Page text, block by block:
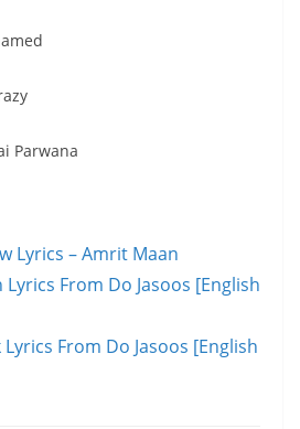
Parwana
Lyrics – Amrit Maan
From Do Jasoos [English
From Do Jasoos [English